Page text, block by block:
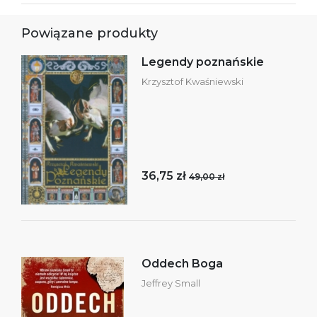
Powiązane produkty
Legendy poznańskie
Krzysztof Kwaśniewski
36,75 zł 49,00 zł
Oddech Boga
Jeffrey Small